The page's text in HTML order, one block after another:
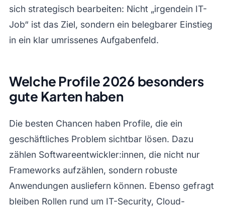
sich strategisch bearbeiten: Nicht „irgendein IT-
Job“ ist das Ziel, sondern ein belegbarer Einstieg
in ein klar umrissenes Aufgabenfeld.
Welche Profile 2026 besonders
gute Karten haben
Die besten Chancen haben Profile, die ein
geschäftliches Problem sichtbar lösen. Dazu
zählen Softwareentwickler:innen, die nicht nur
Frameworks aufzählen, sondern robuste
Anwendungen ausliefern können. Ebenso gefragt
bleiben Rollen rund um IT-Security, Cloud-